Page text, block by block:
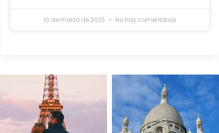
10 de marzo de 2025 No hay comentarios